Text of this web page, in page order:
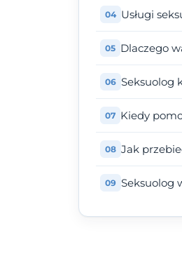
Usługi
Dlaczego
Seksuolog
Kiedy
Jak
Seksuolog